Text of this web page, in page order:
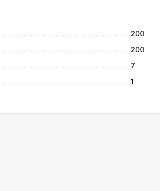
200
200
7
1